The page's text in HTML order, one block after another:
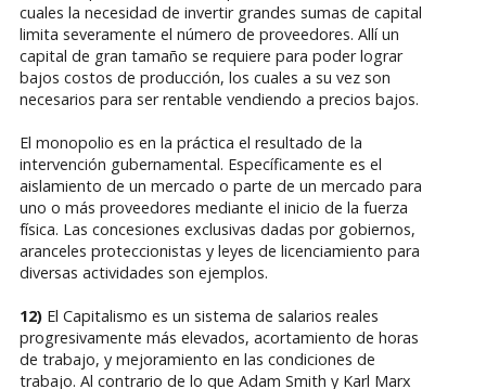
cuales la necesidad de invertir grandes sumas de capital
limita severamente el número de proveedores. Allí un
capital de gran tamaño se requiere para poder lograr
bajos costos de producción, los cuales a su vez son
necesarios para ser rentable vendiendo a precios bajos.
El monopolio es en la práctica el resultado de la
intervención gubernamental. Específicamente es el
aislamiento de un mercado o parte de un mercado para
uno o más proveedores mediante el inicio de la fuerza
física. Las concesiones exclusivas dadas por gobiernos,
aranceles proteccionistas y leyes de licenciamiento para
diversas actividades son ejemplos.
12)El Capitalismo es un sistema de salarios reales
progresivamente más elevados, acortamiento de horas
de trabajo, y mejoramiento en las condiciones de
trabajo. Al contrario de lo que Adam Smith y Karl Marx